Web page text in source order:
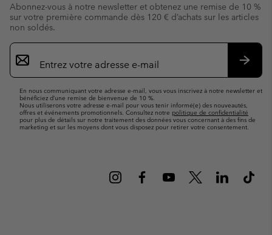
Abonnez-vous à notre newsletter et obtenez une remise de 10 %
sur votre première commande dès 120 € d’achats sur les articles
non soldés.
Inscription
par
e-
En nous communiquant votre adresse e-mail, vous vous inscrivez à notre newsletter et
bénéficiez d’une remise de bienvenue de 10 %.
Nous utiliserons votre adresse e-mail pour vous tenir informé(e) des nouveautés,
offres et événements promotionnels. Consultez notre politique de confidentialité
pour plus de détails sur notre traitement des données vous concernant à des fins de
marketing et sur les moyens dont vous disposez pour retirer votre consentement.